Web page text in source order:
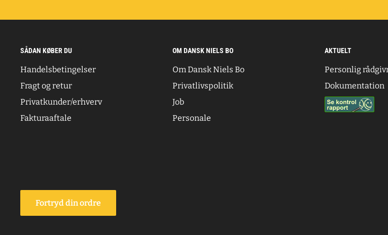
SÅDAN KØBER DU
Handelsbetingelser
Fragt og retur
Privatkunder/erhverv
Fakturaaftale
OM DANSK NIELS BO
Om Dansk Niels Bo
Privatlivspolitik
Job
Personale
AKTUELT
Personlig
Dokumentation
Fortryd din ordre